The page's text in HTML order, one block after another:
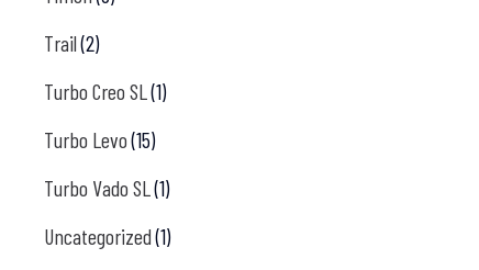
Trail(2)
Turbo Creo SL(1)
Turbo Levo (15)
Turbo Vado SL(1)
Uncategorized (1)